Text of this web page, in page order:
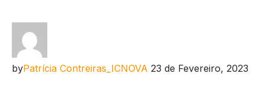
byPatrícia Contreiras_ICNOVA 23 de Fevereiro, 2023